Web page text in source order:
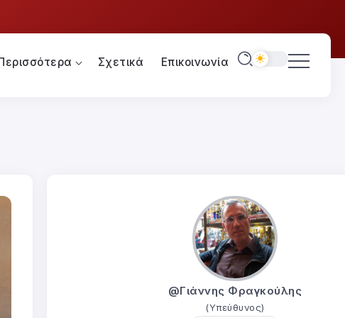
Σχετικά Επικοινωνία
@Γιάννης Φραγκούλης
(Υπεύθυνος)